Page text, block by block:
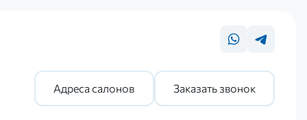
Адреса салонов Заказать звонок